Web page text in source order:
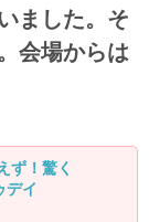
ました。そ
会場からは
ず！驚く
デイ